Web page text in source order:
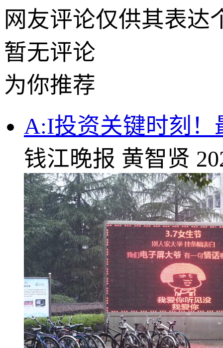
网友评论仅供其表达
暂无评论
为你推荐
A:I投资关键时刻！
钱江晚报 黄智贤